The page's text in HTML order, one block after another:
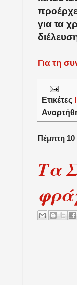
για τα
Για τη
Ετικέτες
Πέμπτη 10
Τα